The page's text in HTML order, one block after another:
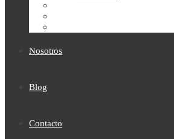
Nosotros
Blog
Contacto